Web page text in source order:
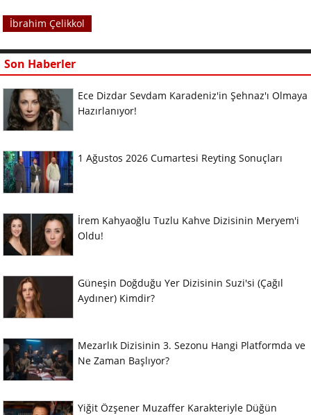
İbrahim Çelikkol
Son Haberler
Ece Dizdar Sevdam Karadeniz'in Şehnaz'ı Olmaya
Hazırlanıyor!
1 Ağustos 2026 Cumartesi Reyting Sonuçları
İrem Kahyaoğlu Tuzlu Kahve Dizisinin Meryem'i
Oldu!
Güneşin Doğduğu Yer Dizisinin Suzi'si (Çağıl
Aydıner) Kimdir?
Mezarlık Dizisinin 3. Sezonu Hangi Platformda ve
Ne Zaman Başlıyor?
Yiğit Özşener Muzaffer Karakteriyle Düğün